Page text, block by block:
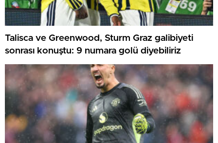
Talisca ve Greenwood, Sturm Graz galibiyeti
sonrası konuştu: 9 numara golü diyebiliriz